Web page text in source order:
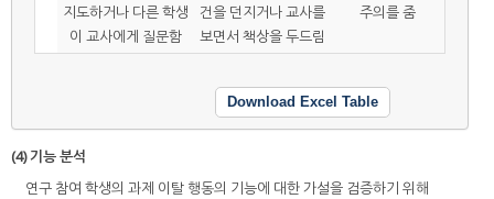
지도하거나 다른 학생
이 교사에게 질문함
건을 던지거나 교사를
보면서 책상을 두드림
주의를 줌
Download Excel Table
(4) 기능 분석
연구 참여 학생의 과제 이탈 행동의 기능에 대한 가설을 검증하기 위해